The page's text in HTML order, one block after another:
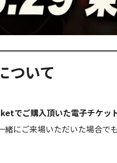
ついて
でご購入頂いた電子チケッ
緒にご来場いただいた場合で